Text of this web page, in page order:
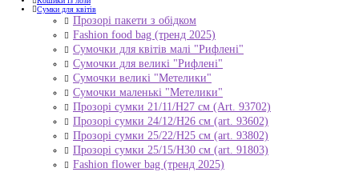
Сумки для квітів
Прозорі пакети з обідком
Fashion food bag (тренд 2025)
Сумочки для квітів малі "Рифлені"
Сумочки для великі "Рифлені"
Сумочки великі "Метелики"
Сумочки маленькі "Метелики"
Прозорі сумки 21/11/H27 см (Art. 93702)
Прозорі сумки 24/12/Н26 см (art. 93602)
Прозорі сумки 25/22/Н25 см (art. 93802)
Прозорі сумки 25/15/Н30 см (art. 91803)
Fashion flower bag (тренд 2025)